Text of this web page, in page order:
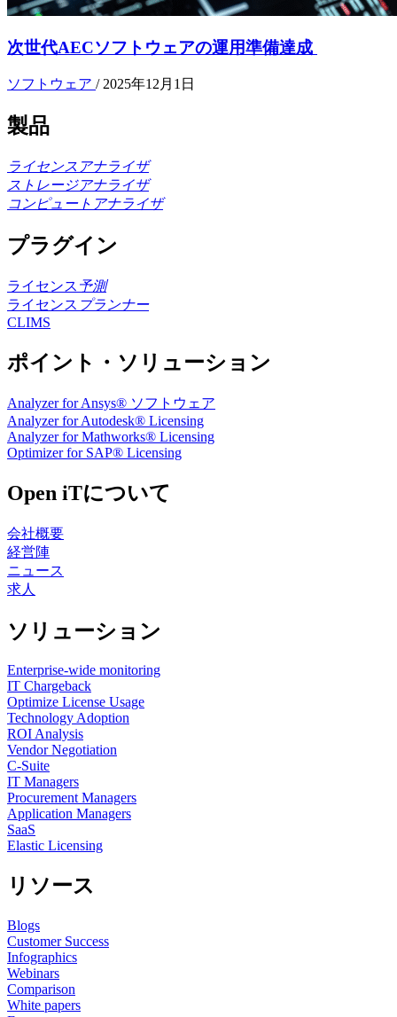
次世代AECソフトウェアの運用準備達成
ソフトウェア /2025年12月1日
製品
ライセンスアナライザ
ストレージアナライザ
コンピュートアナライザ
プラグイン
ライセンス 予測
ライセンス プランナー
CLIMS
ポイント・ソリューション
Analyzer for Ansys® ソフトウェア
Analyzer for Autodesk® Licensing
Analyzer for Mathworks® Licensing
Optimizer for SAP® Licensing
Open iTについて
会社概要
経営陣
ニュース
求人
ソリューション
Enterprise-wide monitoring
IT Chargeback
Optimize License Usage
Technology Adoption
ROI Analysis
Vendor Negotiation
C-Suite
IT Managers
Procurement Managers
Application Managers
SaaS
Elastic Licensing
リソース
Blogs
Customer Success
Infographics
Webinars
Comparison
White papers